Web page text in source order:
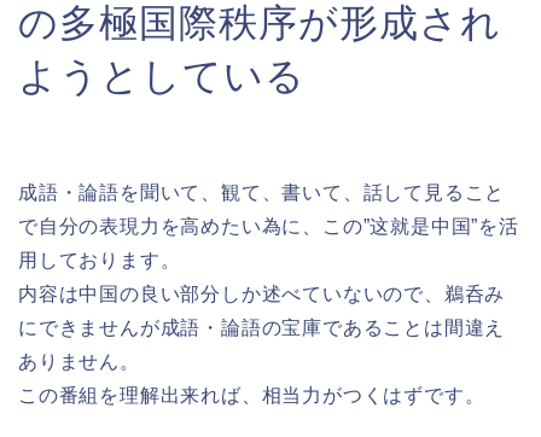
の多極国際秩序が形成され
ようとしている
成語・論語を聞いて、観て、書いて、話して見ること
で自分の表現力を高めたい為に、この”这就是中国”を活
用しております。
内容は中国の良い部分しか述べていないので、鵜呑み
にできませんが成語・論語の宝庫であることは間違え
ありません。
この番組を理解出来れば、相当力がつくはずです。